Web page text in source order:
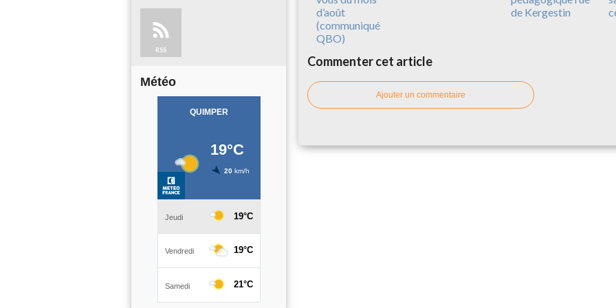
RSS
Météo
d’août
(communiqué
QBO)
de Kergestin
Commenter cet article
Ajouter un commentaire